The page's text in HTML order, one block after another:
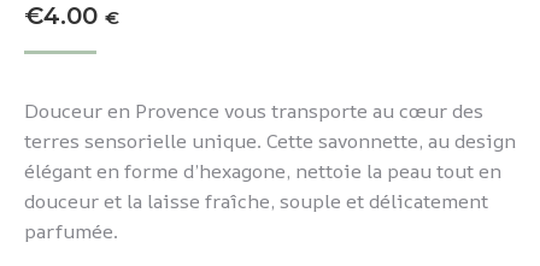
€4.00 €
Douceur en Provence vous transporte au cœur des
terres sensorielle unique. Cette savonnette, au design
élégant en forme d’hexagone, nettoie la peau tout en
douceur et la laisse fraîche, souple et délicatement
parfumée.